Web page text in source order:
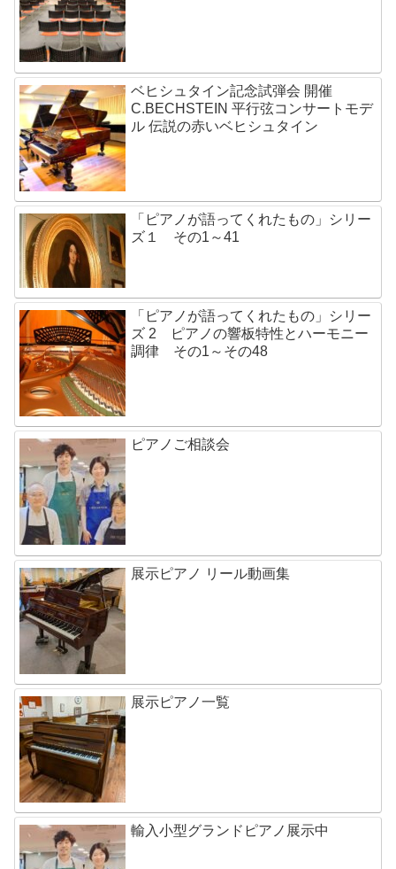
ベヒシュタイン記念試弾会 開催
C.BECHSTEIN 平行弦コンサートモデ
ル 伝説の赤いベヒシュタイン
「ピアノが語ってくれたもの」シリー
ズ１ その1～41
「ピアノが語ってくれたもの」シリー
ズ 2 ピアノの響板特性とハーモニー
調律 その1～その48
ピアノご相談会
展示ピアノ リール動画集
展示ピアノ一覧
輸入小型グランドピアノ展示中